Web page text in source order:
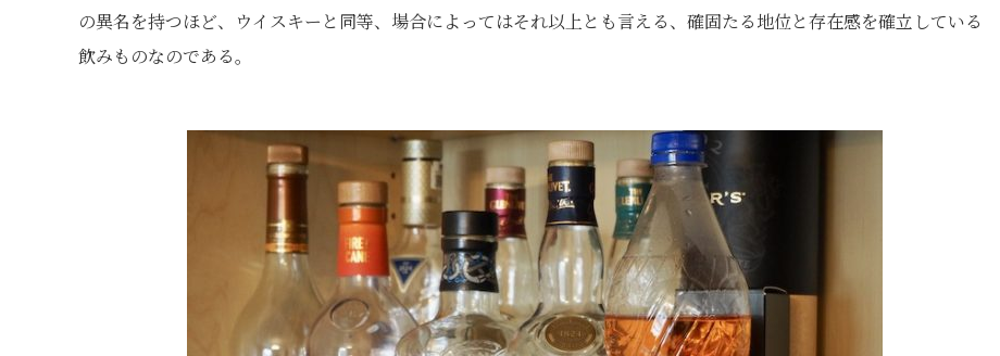
の異名を持つほど、ウイスキーと同等、場合によってはそれ以上とも言える、確固たる地位と存在感を確立している
飲みものなのである。